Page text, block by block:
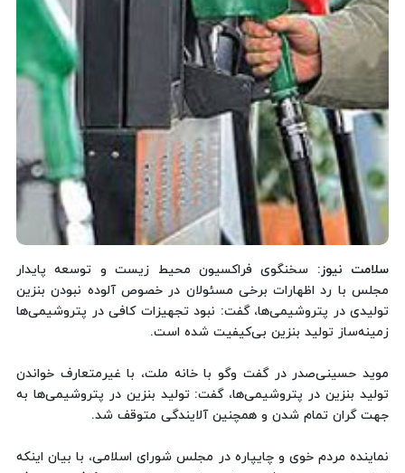
سلامت نیوز: سخنگوی فراکسیون محیط زیست و توسعه پایدار
مجلس با رد اظهارات برخی مسئولان در خصوص آلوده نبودن بنزین
تولیدی در پتروشیمی‌ها، گفت: نبود تجهیزات کافی در پتروشیمی‌ها
زمینه‌ساز تولید بنزین بی‌کیفیت شده است.
موید حسینی‌صدر در گفت وگو با خانه ملت، با غیرمتعارف خواندن
تولید بنزین در پتروشیمی‌ها، گفت: تولید بنزین در پتروشیمی‌ها به
جهت گران تمام شدن و همچنین آلایندگی متوقف شد.
نماینده مردم خوی و چایپاره در مجلس شورای اسلامی، با بیان اینکه